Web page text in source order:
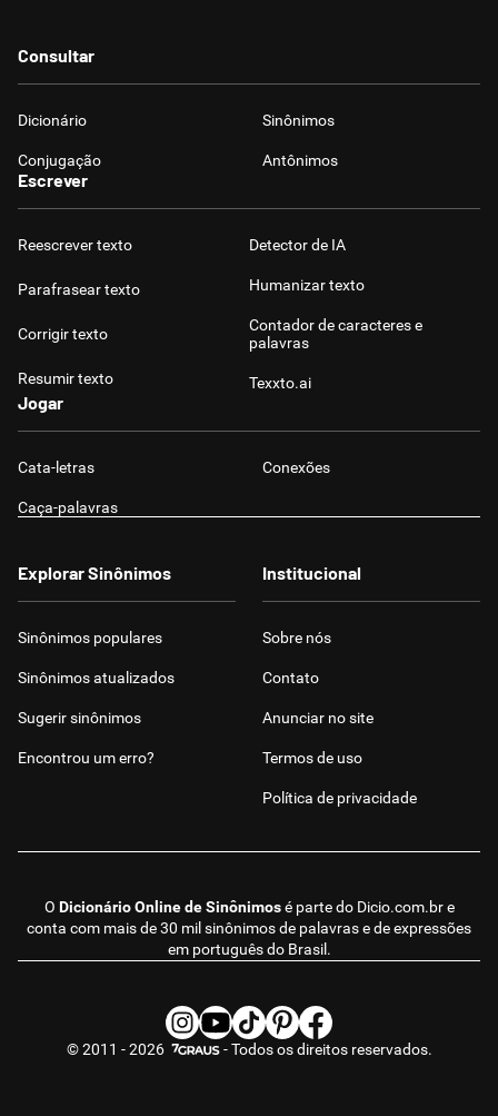
Consultar
Dicionário Sinônimos
Conjugação Antônimos
Escrever
Reescrever texto
Parafrasear texto
Corrigir texto
Resumir texto
Detector de IA
Humanizar texto
Contador de caracteres e
palavras
Texxto.ai
Jogar
Cata-letras Conexões
Caça-palavras
O Dicionário Online de Sinônimosé parte do Dicio.com.bre
conta com mais de 30 mil sinônimos de palavras e de expressões
em português do Brasil.
Explorar Sinônimos
Sinônimos populares
Sinônimos atualizados
Sugerir sinônimos
Encontrou um erro?
Institucional
Sobre nós
Contato
Anunciar no site
Termos de uso
Política de privacidade
© 2011 - 2026 - Todos os direitos reservados.